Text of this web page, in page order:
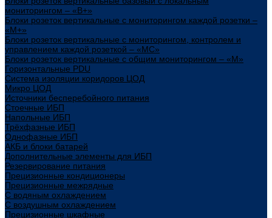
мониторингом – «В+»
Блоки розеток вертикальные с мониторингом каждой розетки –
«М+»
Блоки розеток вертикальные с мониторингом, контролем и
управлением каждой розеткой – «МС»
Блоки розеток вертикальные с общим мониторингом – «М»
Горизонтальные PDU
Система изоляции коридоров ЦОД
Микро ЦОД
Источники бесперебойного питания
Стоечные ИБП
Напольные ИБП
Трёхфазные ИБП
Однофазные ИБП
АКБ и блоки батарей
Дополнительные элементы для ИБП
Резервирование питания
Прецизионные кондиционеры
Прецизионные межрядные
С водяным охлаждением
С воздушным охлаждением
Прецизионные шкафные